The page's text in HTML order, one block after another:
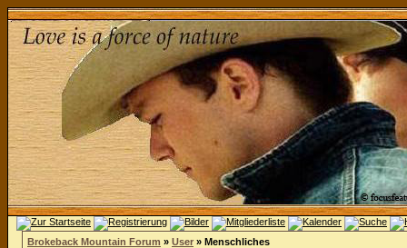
Brokeback Mountain Forum » User » Menschliches